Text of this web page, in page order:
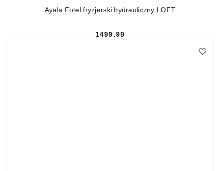
Ayala Fotel fryzjerski hydrauliczny LOFT
Cena:
1499.99